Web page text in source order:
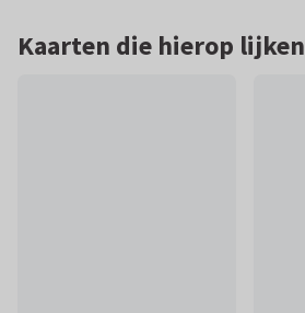
Kaarten die hierop lijken